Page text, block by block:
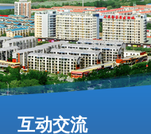
互动交流